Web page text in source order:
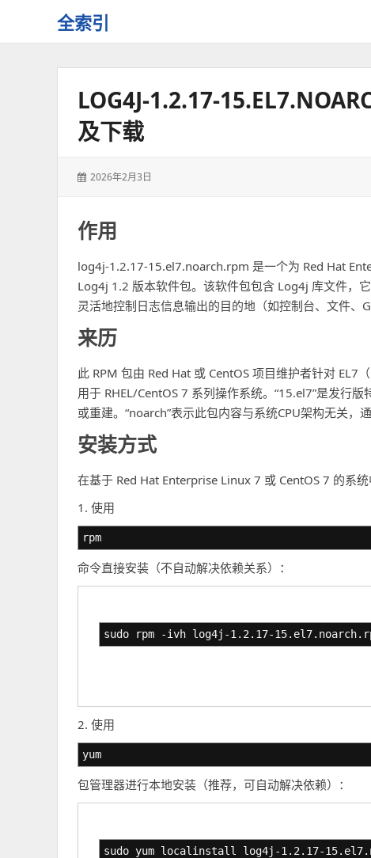
全索引
些
LOG4J-1.2.17-
及下载
发
2026年2月3日
作用
log4j-1.2.17-15.el7.noarch.rpm 是一个为 Red Hat
Log4j 1.2 版本软件包。该软件包包含 Log4j 库文件，
灵活地控制日志信息输出的目的地（如控制台、文件、
来历
此 RPM 包由 Red Hat 或 CentOS 项目维护者针对 EL7
用于 RHEL/CentOS 7 系列操作系统。“15.el7”是发行
或重建。“noarch”表示此包内容与系统CPU架构无关，
安装方式
在基于 Red Hat Enterprise Linux 7 或 CentOS 7 的系
1. 使用
rpm
命令直接安装（不自动解决依赖关系）：
sudo rpm -ivh log4j-1.2.17-
2. 使用
yum
包管理器进行本地安装（推荐，可自动解决依赖）：
sudo yum localinstall log4j-1.2.17-